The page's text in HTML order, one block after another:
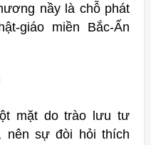
nầy là chỗ phát
giáo miền Bắc-Ấn
mặt do trào lưu tư
nên sự đòi hỏi thích